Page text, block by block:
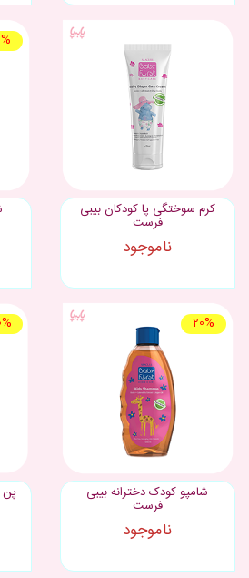
کرم سوختگی پا کودکان بیبی
فرست
ناموجود
20%
شامپو کودک دخترانه بیبی
فرست
ناموجود